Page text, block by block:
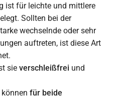
ist für leichte und mittlere
Sollten bei der
wechselnde oder sehr
auftreten, ist diese Art
sie verschleißfrei und
für beide